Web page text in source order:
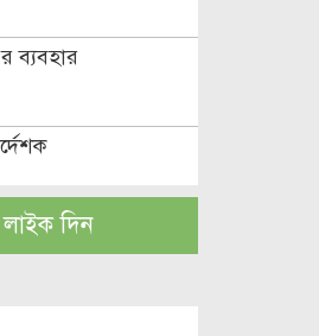
ব্যবহার
এবং প্রকারসহ
দিন